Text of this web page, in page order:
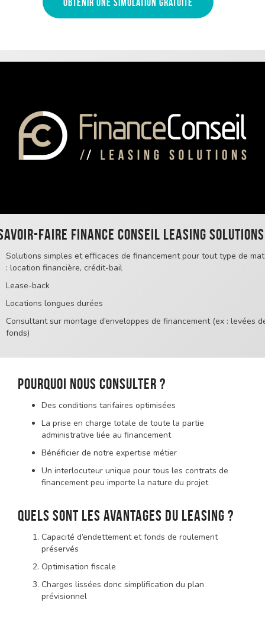
Obtenir une simulation gratuite
faire FINANCE CONSEIL LEASING SOLUTIONS
Solutions simples et efficaces de financement pour tout type de
: location financière, crédit-bail
Lease-back
Locations longues durées
Consultant sur montage d’enveloppes de financement (ex : levées
fonds)
Pourquoi nous consulter ?
Des conditions tarifaires optimisées
La prise en charge totale de toute la partie
administrative liée au financement
Bénéficier de notre expertise métier
Un interlocuteur unique pour tous les contrats de
financement peu importe la nature du projet
Quels sont les avantages du leasing ?
Capacité d’endettement et fonds de roulement
préservés
Optimisation fiscale
Charges lissées donc simplification du plan
prévisionnel